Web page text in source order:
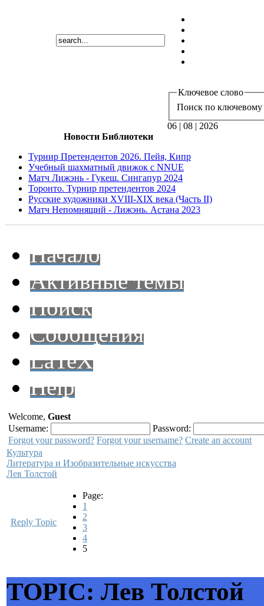
Ключевое слово
Поиск по ключевому
06 | 08 | 2026
Новости Библиотеки
Турнир Претендентов 2026. Пейя, Кипр
Учебный шахматный движок с NNUE
Матч Лижэнь - Гукеш. Сингапур 2024
Торонто. Турнир претендентов 2024
Русские художники XVIII-XIX века (Часть II)
Матч Непомнящий - Лижэнь. Астана 2023
Начало
Активные темы
Поиск
Сообщения
LaTeX
Help
Welcome, Guest
Username:
Password:
Forgot your password? Forgot your username? Create an account
Культура
Литература и Изобразительные искусства
Лев Толстой
Reply Topic
Page:
1
2
3
4
5
TOPIC: Лев Толстой